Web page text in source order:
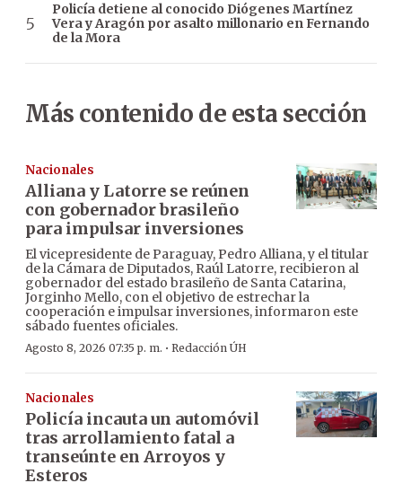
Policía detiene al conocido Diógenes Martínez
Vera y Aragón por asalto millonario en Fernando
de la Mora
Más contenido de esta sección
Nacionales
Alliana y Latorre se reúnen
con gobernador brasileño
para impulsar inversiones
El vicepresidente de Paraguay, Pedro Alliana, y el titular
de la Cámara de Diputados, Raúl Latorre, recibieron al
gobernador del estado brasileño de Santa Catarina,
Jorginho Mello, con el objetivo de estrechar la
cooperación e impulsar inversiones, informaron este
sábado fuentes oficiales.
Agosto 8, 2026 07:35 p. m. · Redacción ÚH
Nacionales
Policía incauta un automóvil
tras arrollamiento fatal a
transeúnte en Arroyos y
Esteros